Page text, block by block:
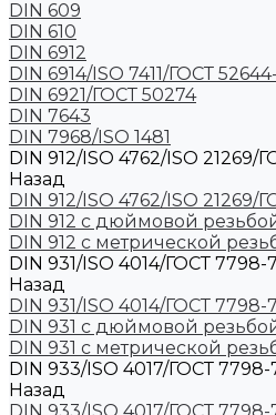
DIN 609
DIN 610
DIN 6912
DIN 6914/ISO 7411/ГОСТ
DIN 6921/ГОСТ 50274
DIN 7643
DIN 7968/ISO 1481
DIN 912/ISO 4762/ISO 21269/
Назад
DIN 912/ISO 4762/ISO 21269/
DIN 912 с дюймовой
DIN 912 с метрической
DIN 931/ISO 4014/ГОСТ
Назад
DIN 931/ISO 4014/ГОСТ
DIN 931 с дюймовой
DIN 931 с метрической
DIN 933/ISO 4017/ГОСТ
Назад